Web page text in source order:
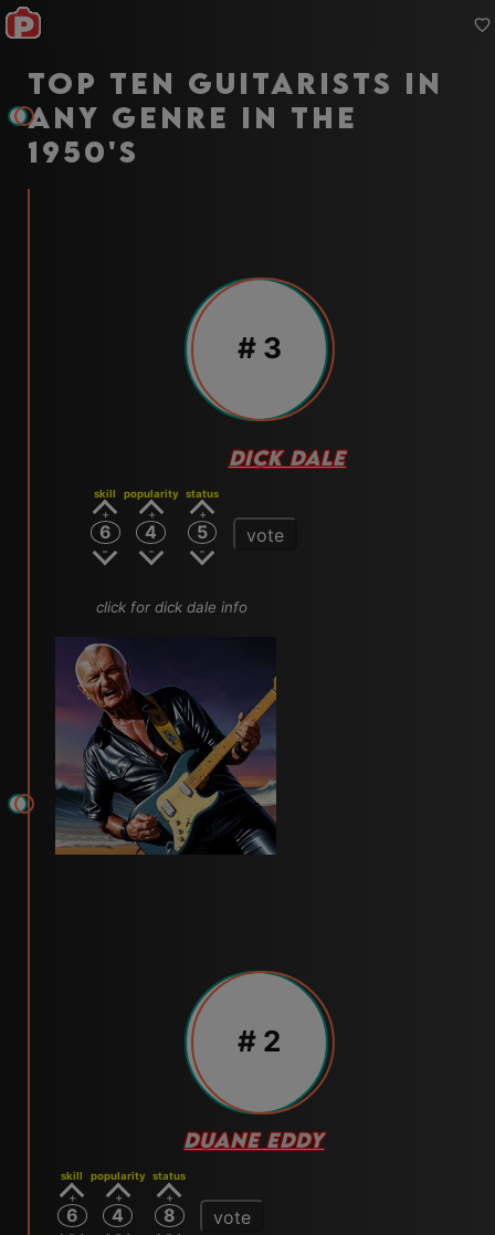
Top ten guitarists in
any genre in the
1950's
# 3
DICK DALE
skill
6
popularity
4
status
5 vote
click for dick dale info
# 2
DUANE EDDY
skill
6
popularity
4
status
8 vote